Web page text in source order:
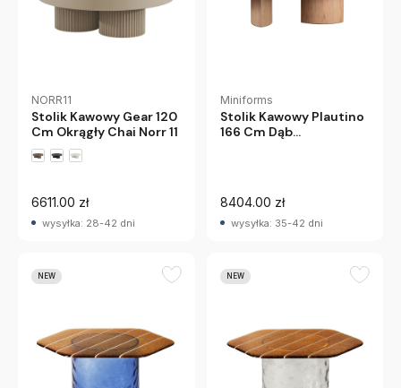
NORR11
Stolik Kawowy Gear 120
Cm Okrągły Chai Norr 11
6611.00 zł
wysyłka: 28-42 dni
Miniforms
Stolik Kawowy Plautino
166 Cm Dąb
8404.00 zł
wysyłka: 35-42 dni
NEW NEW